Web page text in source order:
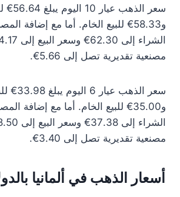
سعر
و58.33€ للبيع الخام. أما مع إضافة
مصنعية تقديرية تصل إلى 5.66€.
سعر الذهب
و35.00€ للبيع الخام. أما مع إضافة
مصنعية تقديرية تصل إلى 3.40€.
أسعار الذهب في ألمانيا